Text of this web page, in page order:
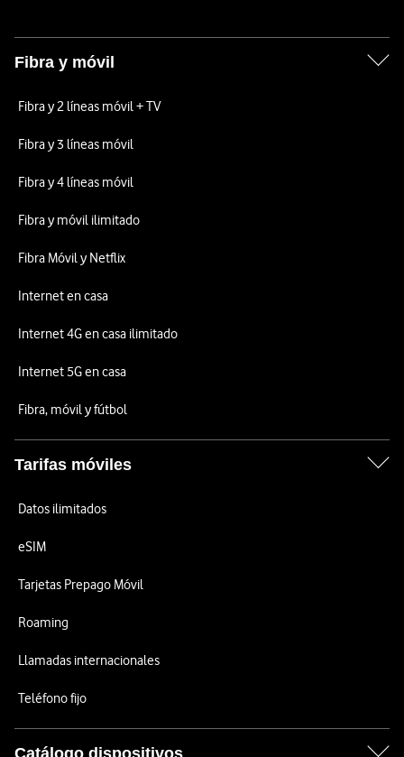
Fibra y móvil
Fibra y 2 líneas móvil + TV
Fibra y 3 líneas móvil
Fibra y 4 líneas móvil
Fibra y móvil ilimitado
Fibra Móvil y Netflix
Internet en casa
Internet 4G en casa ilimitado
Internet 5G en casa
Fibra, móvil y fútbol
Tarifas móviles
Datos ilimitados
eSIM
Tarjetas Prepago Móvil
Roaming
Llamadas internacionales
Teléfono fijo
Catálogo dispositivos